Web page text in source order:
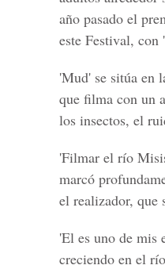
año pasado el
este Festival, con
'Mud' se sitúa en
que filma con un
los insectos, el
'Filmar el río
marcó
el realizador, que
'El es uno de mis
creciendo en el